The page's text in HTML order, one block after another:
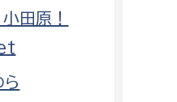
田原！